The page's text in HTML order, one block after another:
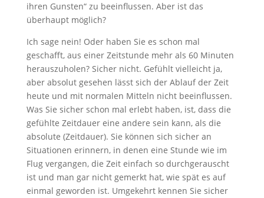
ihren Gunsten“ zu beeinflussen. Aber ist das
überhaupt möglich?
Ich sage nein! Oder haben Sie es schon mal
geschafft, aus einer Zeitstunde mehr als 60 Minuten
herauszuholen? Sicher nicht. Gefühlt vielleicht ja,
aber absolut gesehen lässt sich der Ablauf der Zeit
heute und mit normalen Mitteln nicht beeinflussen.
Was Sie sicher schon mal erlebt haben, ist, dass die
gefühlte Zeitdauer eine andere sein kann, als die
absolute (Zeitdauer). Sie können sich sicher an
Situationen erinnern, in denen eine Stunde wie im
Flug vergangen, die Zeit einfach so durchgerauscht
ist und man gar nicht gemerkt hat, wie spät es auf
einmal geworden ist. Umgekehrt kennen Sie sicher